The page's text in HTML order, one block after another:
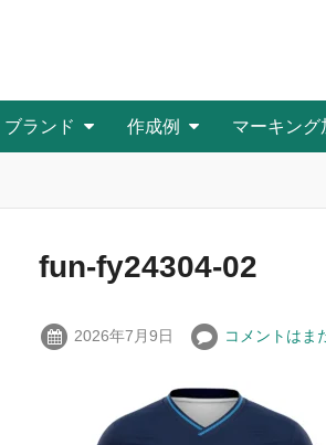
ブランド 作成例 マーキング
fun-fy24304-02
2026年7月9日 コメントはま